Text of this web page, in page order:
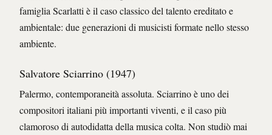
famiglia Scarlatti è il caso classico del talento ereditato e
ambientale: due generazioni di musicisti formate nello stesso
ambiente.
Salvatore Sciarrino (1947)
Palermo, contemporaneità assoluta. Sciarrino è uno dei
compositori italiani più importanti viventi, e il caso più
clamoroso di autodidatta della musica colta. Non studiò mai